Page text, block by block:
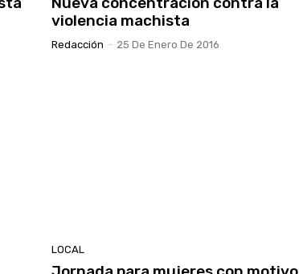
violencia machista
Redacción - 25 De Enero De 2016
LOCAL